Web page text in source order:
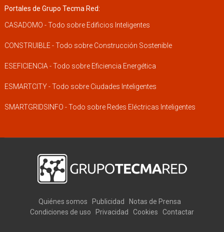
Portales de Grupo Tecma Red:
CASADOMO - Todo sobre Edificios Inteligentes
CONSTRUIBLE - Todo sobre Construcción Sostenible
ESEFICIENCIA - Todo sobre Eficiencia Energética
ESMARTCITY - Todo sobre Ciudades Inteligentes
SMARTGRIDSINFO - Todo sobre Redes Eléctricas Inteligentes
Quiénes somos Publicidad
Notas de Prensa
Condiciones de uso
Privacidad Cookies Contactar